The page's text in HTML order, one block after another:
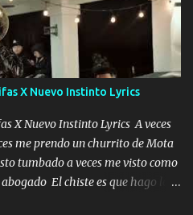
no habrá quien lo detenga si las
lugar y cerremos las puertas
el Fuego en esa
Única por donde vas me curas
hay otra que te sea igual te ves
Aquí estoy no dejaré que se
el candado 🔒 del a...
X Nuevo Instinto Lyrics
X Nuevo Instinto Lyrics A veces
me prendo un churrito de Mota
tumbado a veces me visto como
El chiste es que hago lo